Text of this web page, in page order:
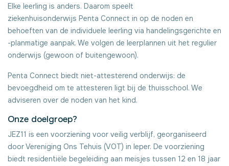
Elke leerling is anders. Daarom speelt
ziekenhuisonderwijs Penta Connect in op de noden en
behoeften van de individuele leerling via handelingsgerichte en
-planmatige aanpak. We volgen de leerplannen uit het regulier
onderwijs (gewoon of buitengewoon).
Penta Connect biedt niet-attesterend onderwijs: de
bevoegdheid om te attesteren ligt bij de thuisschool. We
adviseren over de noden van het kind.
Onze doelgroep?
JEZ11 is een voorziening voor veilig verblijf, georganiseerd
door Vereniging Ons Tehuis (VOT) in Ieper. De voorziening
biedt residentiële begeleiding aan meisjes tussen 12 en 18 jaar